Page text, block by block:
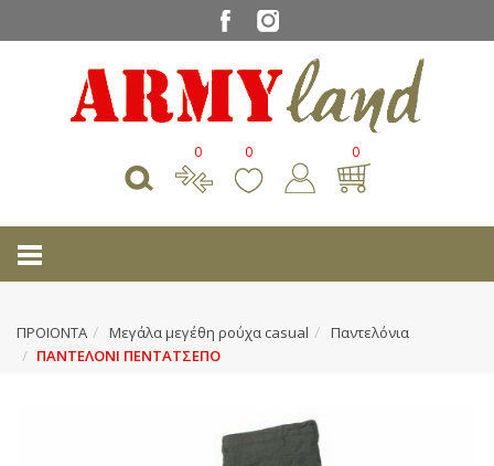
0 0 0
ΠΡΟΙΟΝΤΑ Μεγάλα μεγέθη ρούχα casual
Παντελόνια
ΠΑΝΤΕΛΟΝΙ ΠΕΝΤΑΤΣΕΠΟ